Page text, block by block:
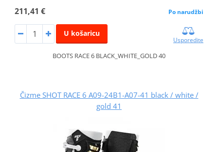
211,41 € Po narudžbi
U košaricu
Usporedite
BOOTS RACE 6 BLACK_WHITE_GOLD 40
Čizme SHOT RACE 6 A09-24B1-A07-41 black / white /
gold 41